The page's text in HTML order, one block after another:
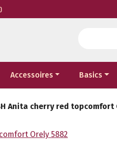
Accessoires Basics
Anita cherry red topcomfort